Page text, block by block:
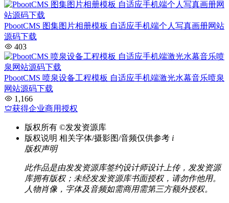
PbootCMS 图集图片相册模板 自适应手机端个人写真画册网站
源码下载
403
PbootCMS 喷泉设备工程模板 自适应手机端激光水幕音乐喷泉
网站源码下载
1,166
获得企业商用授权
版权所有 ©发发资源库
版权说明 相关字体/摄影图/音频仅供参考 i
版权声明
此作品是由发发资源库签约设计师设计上传，发发资源
库拥有版权；未经发发资源库书面授权，请勿作他用。
人物肖像，字体及音频如需商用需第三方额外授权。